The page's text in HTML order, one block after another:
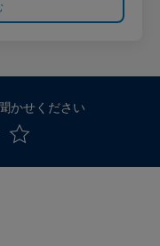
かせください